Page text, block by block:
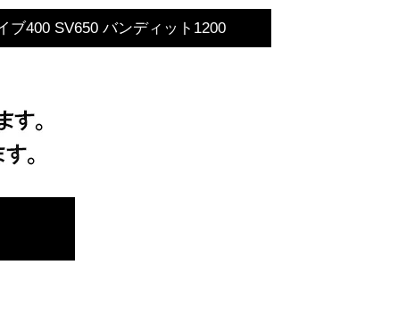
400 SV650 バンディット1200